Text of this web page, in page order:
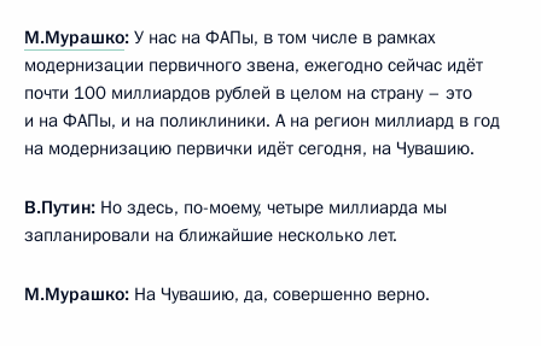
М.Мурашко: У нас на ФАПы, в том числе в рамках
модернизации первичного звена, ежегодно сейчас идёт
почти 100 миллиардов рублей в целом на страну – это
и на ФАПы, и на поликлиники. А на регион миллиард в год
на модернизацию первички идёт сегодня, на Чувашию.
В.Путин: Но здесь, по-моему, четыре миллиарда мы
запланировали на ближайшие несколько лет.
М.Мурашко: На Чувашию, да, совершенно верно.